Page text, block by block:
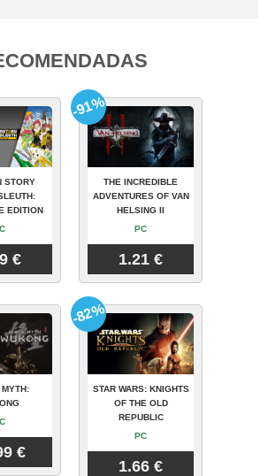
STORY
EDITION
€
THE INCREDIBLE
ADVENTURES OF VAN
HELSING II
PC
1.21 €
-91%
€
STAR WARS: KNIGHTS
OF THE OLD
REPUBLIC
PC
1.66 €
-82%